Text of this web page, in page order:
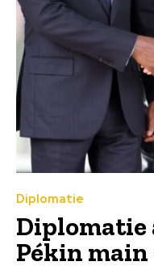
Diplomatie
Diplomatie
Pékin